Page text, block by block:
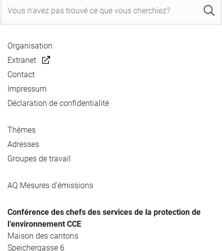
Organisation
Extranet
Contact
Impressum
Déclaration de confidentialité
Thèmes
Adresses
Groupes de travail
AQ Mesures d’émissions
Conférence des chefs des services de la protection de
l’environnement CCE
Maison des cantons
Speichergasse 6